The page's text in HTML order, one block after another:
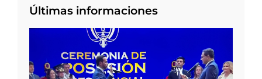
Últimas informaciones